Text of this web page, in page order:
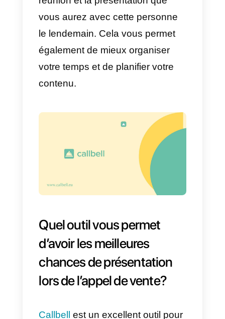
qu’il s’attend à avoir de ses
nouvelles à l’avenir ou à lui faire
savoir s’il sera disponible pour
une réunion à une date
possibilité de ne pas se
Cela se produit parce que le
vendeur n’est pas décisif dans ce
qu’il communique à son
preuve de confiance dans ce
vend ou promeut.
Le problème de ce type d’action